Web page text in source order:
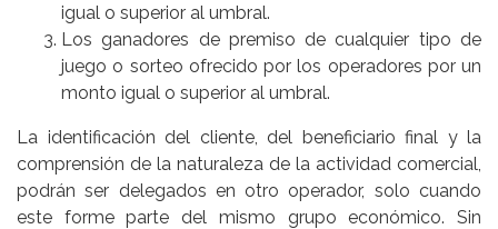
igual o superior al umbral.
Los ganadores de premiso de cualquier tipo de
juego o sorteo ofrecido por los operadores por un
monto igual o superior al umbral.
La identificación del cliente, del beneficiario final y la
comprensión de la naturaleza de la actividad comercial,
podrán ser delegados en otro operador, solo cuando
este forme parte del mismo grupo económico. Sin